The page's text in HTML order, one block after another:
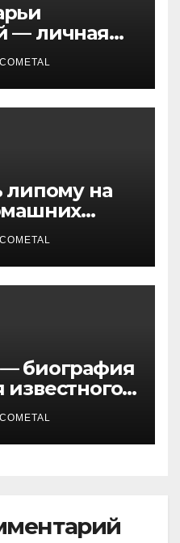
— личная
и
липому на
биография